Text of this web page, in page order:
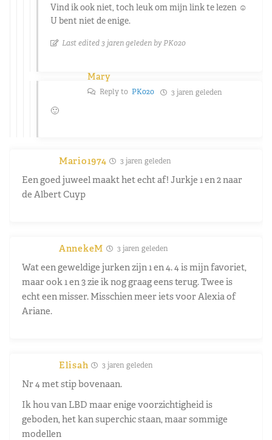
Vind ik ook niet, toch leuk om mijn link te lezen ☺️
U bent niet de enige.
Last edited 3 jaren geleden by PK020
Mary
Reply to PK020 3 jaren geleden
🙂
Mario1974 3 jaren geleden
Een goed juweel maakt het echt af! Jurkje 1 en 2 naar
de Albert Cuyp
AnnekeM 3 jaren geleden
Wat een geweldige jurken zijn 1 en 4. 4 is mijn favoriet,
maar ook 1 en 3 zie ik nog graag eens terug. Twee is
echt een misser. Misschien meer iets voor Alexia of
Ariane.
Elisah 3 jaren geleden
Nr 4 met stip bovenaan.
Ik hou van LBD maar enige voorzichtigheid is
geboden, het kan superchic staan, maar sommige
modellen